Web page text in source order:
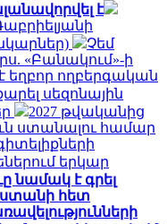
է
Չեմ
«Բանակում»-ի
եղբոր ողբերգական
սեզոնային
2027 թվականից
ստանալու համար
երկար
նամակ է գրել
հետ